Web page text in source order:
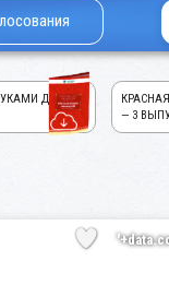
ДЕТЕЙ!
— 3